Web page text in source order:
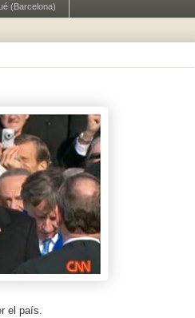
(Barcelona)
el país.